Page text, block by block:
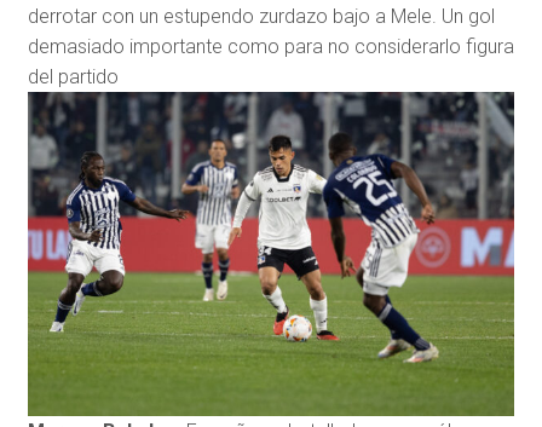
derrotar con un estupendo zurdazo bajo a Mele. Un gol
demasiado importante como para no considerarlo figura
del partido